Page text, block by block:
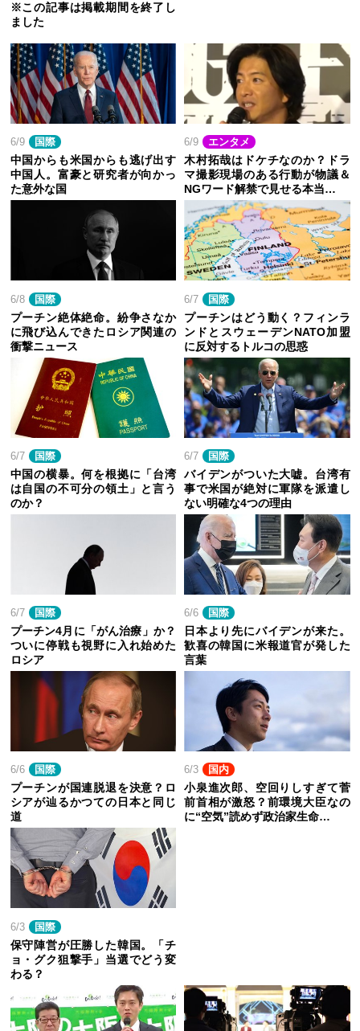
※この記事は掲載期間を終了し
ました
6/9 国際
中国からも米国からも逃げ出す
中国人。富豪と研究者が向かっ
た意外な国
6/9 エンタメ
木村拓哉はドケチなのか？ドラ
マ撮影現場のある行動が物議＆
NGワード解禁で見せる本当…
6/8 国際
プーチン絶体絶命。紛争さなか
に飛び込んできたロシア関連の
衝撃ニュース
6/7 国際
プーチンはどう動く？フィンラ
ンドとスウェーデンNATO加盟
に反対するトルコの思惑
6/7 国際
中国の横暴。何を根拠に「台湾
は自国の不可分の領土」と言う
のか？
6/7 国際
バイデンがついた大嘘。台湾有
事で米国が絶対に軍隊を派遣し
ない明確な4つの理由
6/7 国際
プーチン4月に「がん治療」か？
ついに停戦も視野に入れ始めた
ロシア
6/6 国際
日本より先にバイデンが来た。
歓喜の韓国に米報道官が発した
言葉
6/6 国際
プーチンが国連脱退を決意？ロ
シアが辿るかつての日本と同じ
道
6/3 国内
小泉進次郎、空回りしすぎて菅
前首相が激怒？前環境大臣なの
に“空気”読めず政治家生命…
6/3 国際
保守陣営が圧勝した韓国。「チ
ョ・グク狙撃手」当選でどう変
わる？